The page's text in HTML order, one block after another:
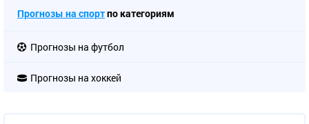
Прогнозы на спортпо категориям
Прогнозы на футбол
Прогнозы на хоккей